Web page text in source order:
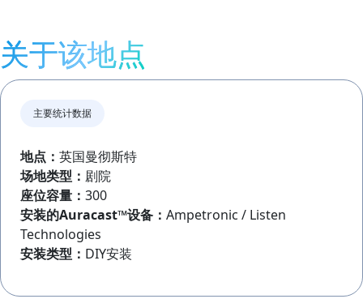
关于该地点
主要统计数据
地点： 英国曼彻斯特
场地类型： 剧院
座位容量： 300
安装的Auracast™设备： Ampetronic / Listen
Technologies
安装类型： DIY安装